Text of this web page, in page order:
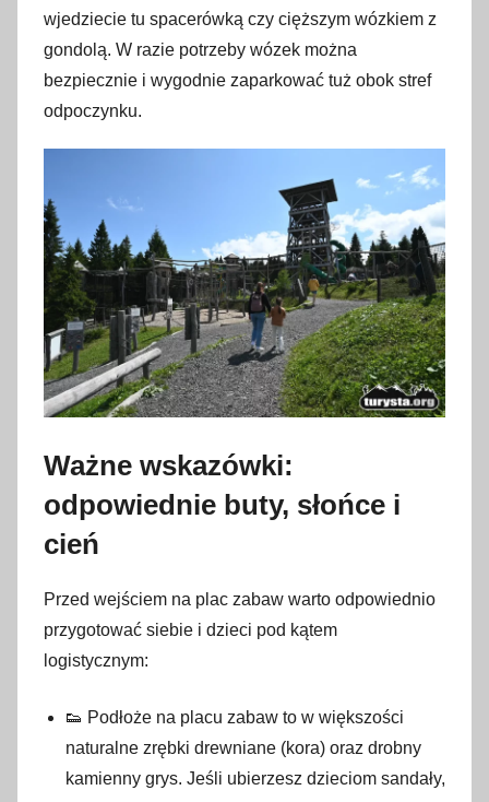
wjedziecie tu spacerówką czy cięższym wózkiem z
gondolą. W razie potrzeby wózek można
bezpiecznie i wygodnie zaparkować tuż obok stref
odpoczynku.
Ważne wskazówki:
odpowiednie buty, słońce i
cień
Przed wejściem na plac zabaw warto odpowiednio
przygotować siebie i dzieci pod kątem
logistycznym:
👟 Podłoże na placu zabaw to w większości
naturalne zrębki drewniane (kora) oraz drobny
kamienny grys. Jeśli ubierzesz dzieciom sandały,